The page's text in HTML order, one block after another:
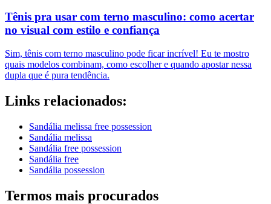
Tênis pra usar com terno masculino: como acertar
no visual com estilo e confiança
Sim, tênis com terno masculino pode ficar incrível! Eu te mostro
quais modelos combinam, como escolher e quando apostar nessa
dupla que é pura tendência.
Links relacionados:
Sandália melissa free possession
Sandália melissa
Sandália free possession
Sandália free
Sandália possession
Termos mais procurados